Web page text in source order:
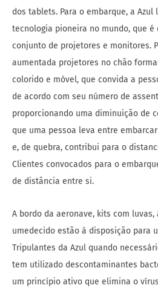
dos tablets. Para o embarque, a Azul
tecnologia pioneira no mundo, que é
conjunto de projetores e monitores.
aumentada projetores no chão
colorido e móvel, que convida a
de acordo com seu número de
proporcionando uma diminuição de
que uma pessoa leva entre
e, de quebra, contribui para o
Clientes convocados para o
de distância entre si.
A bordo da aeronave, kits com
umedecido estão à disposição para
Tripulantes da Azul quando
tem utilizado descontaminantes
um princípio ativo que elimina o vírus